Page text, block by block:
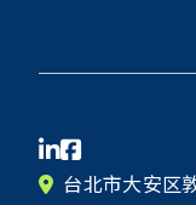
台北市大安区